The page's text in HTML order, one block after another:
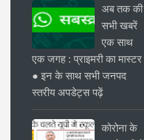
अब तक की
सभी खबरें
एक साथ
एक जगह : प्राइमरी का मास्टर
● इन के साथ सभी जनपद
स्तरीय अपडेट्स पढ़ें
कोरोना के